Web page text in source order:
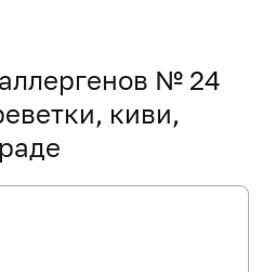
№ 24
киви,